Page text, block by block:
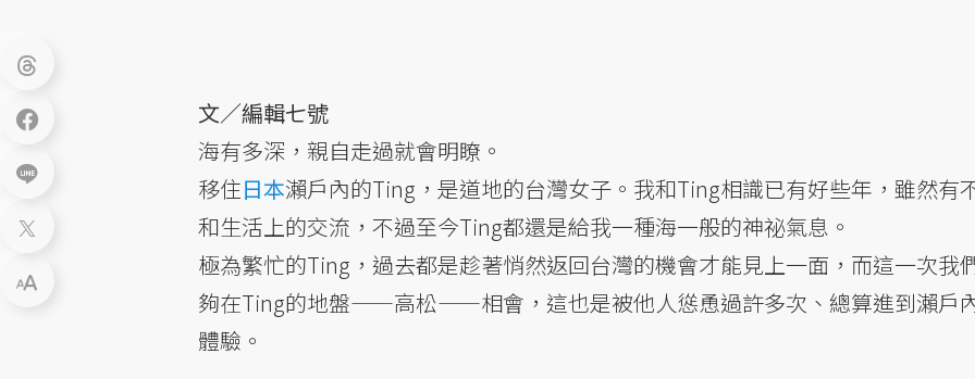
文／編輯七號
海有多深，親自走過就會明瞭。
移住日本瀨戶內的Ting，是道地的台灣女子。我和Ting相識已有好些年，雖然有
和生活上的交流，不過至今Ting都還是給我一種海一般的神祕氣息。
極為繁忙的Ting，過去都是趁著悄然返回台灣的機會才能見上一面，而這一次我
夠在Ting的地盤——高松——相會，這也是被他人慫恿過許多次、總算進到瀨戶
體驗。